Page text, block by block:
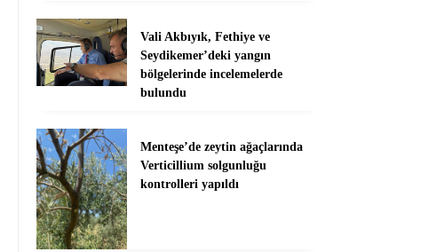
Vali Akbıyık, Fethiye ve
Seydikemer’deki yangın
bölgelerinde incelemelerde
bulundu
Menteşe’de zeytin ağaçlarında
Verticillium solgunluğu
kontrolleri yapıldı